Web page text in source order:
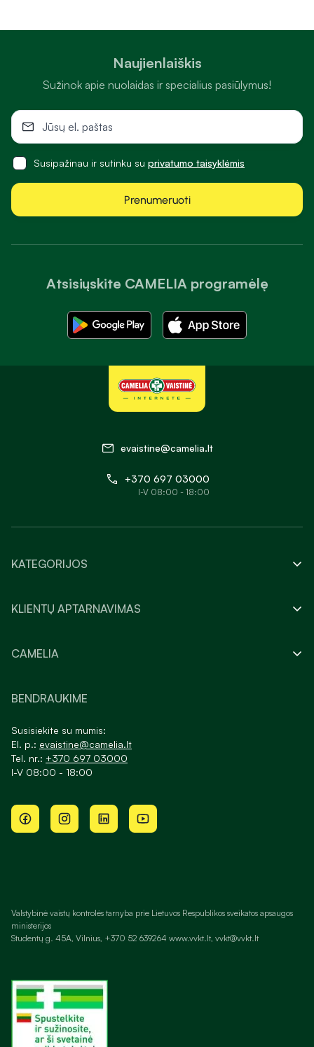
Atsisiųskite CAMELIA programėlę
Naujienlaiškis
Sužinok apie nuolaidas ir specialius pasiūlymus!
Susipažinau ir sutinku su privatumo taisyklėmis
Prenumeruoti
evaistine@camelia.lt
+370 697 03000
I-V 08:00 - 18:00
KATEGORIJOS
KLIENTŲ APTARNAVIMAS
CAMELIA
BENDRAUKIME
Susisiekite su mumis:
El. p.: evaistine@camelia.lt
Tel. nr.: +370 697 03000
I-V 08:00 - 18:00
Valstybinė vaistų kontrolės tarnyba prie Lietuvos Respublikos sveikatos apsaugos
ministerijos
Studentų g. 45A, Vilnius, +370 52 639264 www.vvkt.lt, vvkt@vvkt.lt